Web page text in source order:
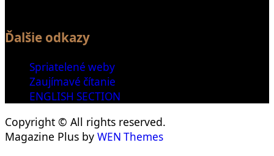
Ďalšie odkazy
Spriatelené weby
Zaujímavé čítanie
ENGLISH SECTION
Copyright © All rights reserved.
Magazine Plus by WEN Themes